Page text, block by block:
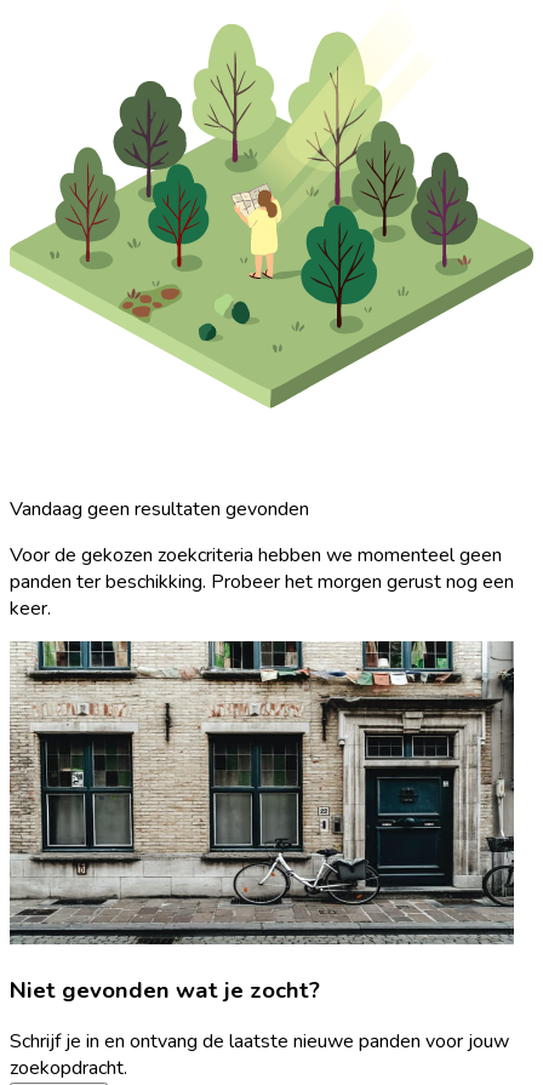
Vandaag geen resultaten gevonden
Voor de gekozen zoekcriteria hebben we momenteel geen
panden ter beschikking. Probeer het morgen gerust nog een
keer.
Niet gevonden wat je zocht?
Schrijf je in en ontvang de laatste nieuwe panden voor jouw
zoekopdracht.